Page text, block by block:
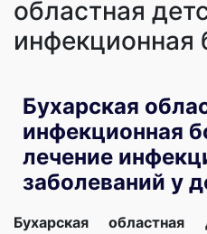
областная
инфекционная
Бухарская
инфекционная
лечение
заболеваний у
Бухарская областная